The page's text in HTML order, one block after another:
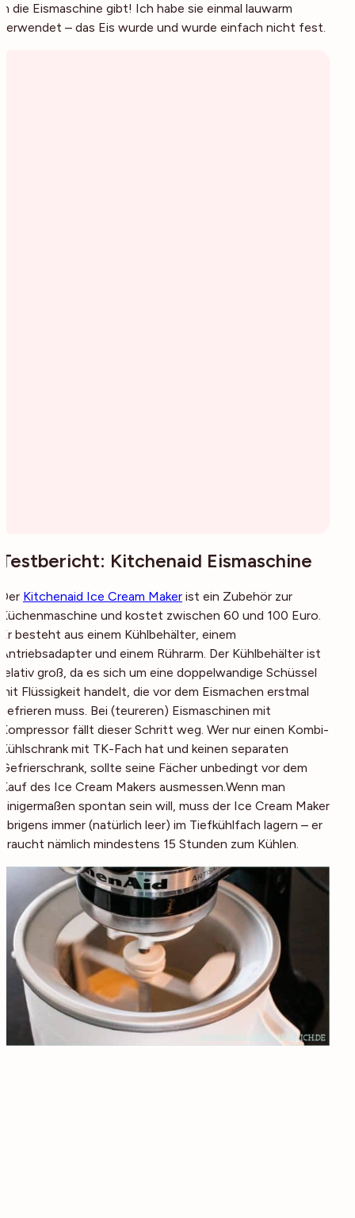
in die Eismaschine gibt! Ich habe sie einmal lauwarm
verwendet – das Eis wurde und wurde einfach nicht fest.
Testbericht: Kitchenaid Eismaschine
Der Kitchenaid Ice Cream Maker ist ein Zubehör zur
Küchenmaschine und kostet zwischen 60 und 100 Euro.
Er besteht aus einem Kühlbehälter, einem
Antriebsadapter und einem Rührarm. Der Kühlbehälter ist
relativ groß, da es sich um eine doppelwandige Schüssel
mit Flüssigkeit handelt, die vor dem Eismachen erstmal
gefrieren muss. Bei (teureren) Eismaschinen mit
Kompressor fällt dieser Schritt weg. Wer nur einen Kombi-
Kühlschrank mit TK-Fach hat und keinen separaten
Gefrierschrank, sollte seine Fächer unbedingt vor dem
Kauf des Ice Cream Makers ausmessen.Wenn man
einigermaßen spontan sein will, muss der Ice Cream Maker
übrigens immer (natürlich leer) im Tiefkühlfach lagern – er
braucht nämlich mindestens 15 Stunden zum Kühlen.